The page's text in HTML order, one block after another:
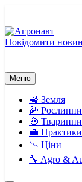
вмісту
Повідомити
Меню
🚜 Земля
🌽
🐽
💼 Практики
📉 Ціни
🔧 Agro &